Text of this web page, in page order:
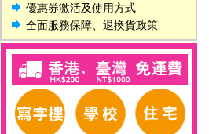
優惠券激活及使用方式
全面服務保障、退換貨政策